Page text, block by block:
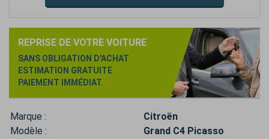
REPRISE DE VOTRE VOITURE
SANS OBLIGATION D'ACHAT
ESTIMATION GRATUITE
PAIEMENT IMMÉDIAT.
Marque :
Citroën
Modèle :
Grand C4 Picasso